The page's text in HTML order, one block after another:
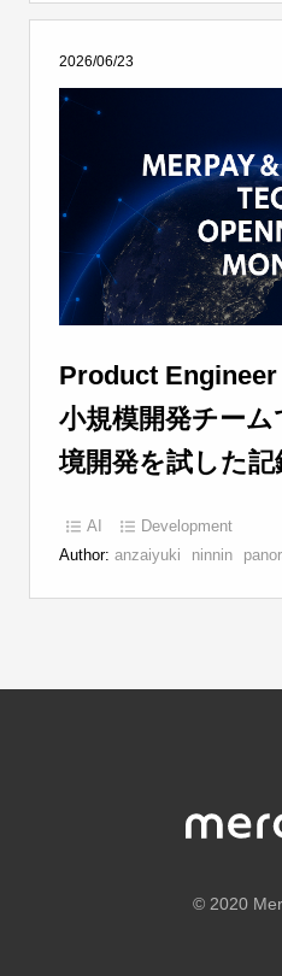
2026/06/23
Product
小規模開発チー
境開発を試した記
AI
Development
Author: anzaiyuki ninnin
© 2020